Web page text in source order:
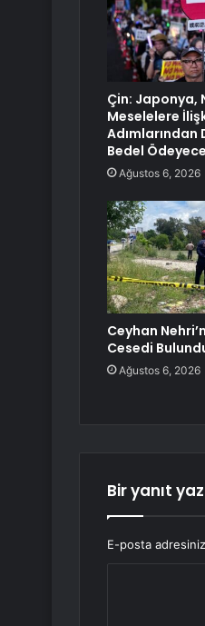
Çin: Japonya,
Meselelere
Adımlarından
Bedel
Ağustos 6, 2026
Ceyhan
Cesedi
Ağustos 6, 2026
Bir yanıt
E-posta